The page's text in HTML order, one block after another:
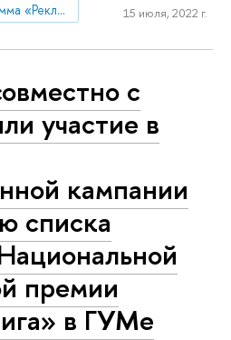
Образовательная программа «Реклама и связи с общественностью»
15 июля, 2022 г.
с
участие в
кампании
списка
премии
в ГУМе